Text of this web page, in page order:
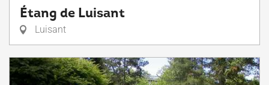
Étang de Luisant
Luisant